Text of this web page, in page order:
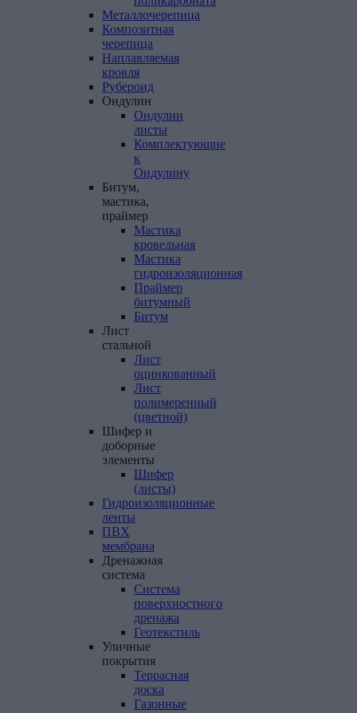
Металлочерепица
Композитная
черепица
Наплавляемая
кровля
Рубероид
Ондулин
Ондулин
листы
Комплектующие
к
Ондулину
Битум,
мастика,
праймер
Мастика
кровельная
Мастика
гидроизоляционная
Праймер
битумный
Битум
Лист
стальной
Лист
оцинкованный
Лист
полимеренный
(цветной)
Шифер и
доборные
элементы
Шифер
(листы)
Гидроизоляционные
ленты
ПВХ
мембрана
Дренажная
система
Система
поверхностного
дренажа
Геотекстиль
Уличные
покрытия
Террасная
доска
Газонные